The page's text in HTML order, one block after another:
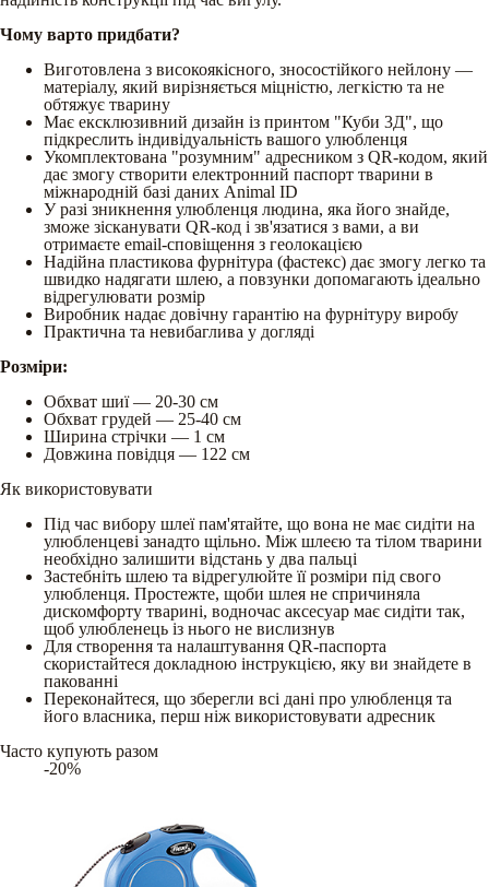
Чому варто придбати?
Виготовлена з високоякісного, зносостійкого нейлону —
матеріалу, який вирізняється міцністю, легкістю та не
обтяжує тварину
Має ексклюзивний дизайн із принтом "Куби 3Д", що
підкреслить індивідуальність вашого улюбленця
Укомплектована "розумним" адресником з QR-кодом, який
дає змогу створити електронний паспорт тварини в
міжнародній базі даних Animal ID
У разі зникнення улюбленця людина, яка його знайде,
зможе зісканувати QR-код і зв'язатися з вами, а ви
отримаєте email-сповіщення з геолокацією
Надійна пластикова фурнітура (фастекс) дає змогу легко та
швидко надягати шлею, а повзунки допомагають ідеально
відрегулювати розмір
Виробник надає довічну гарантію на фурнітуру виробу
Практична та невибаглива у догляді
Розміри:
Обхват шиї — 20-30 см
Обхват грудей — 25-40 см
Ширина стрічки — 1 см
Довжина повідця — 122 см
Як використовувати
Під час вибору шлеї пам'ятайте, що вона не має сидіти на
улюбленцеві занадто щільно. Між шлеєю та тілом тварини
необхідно залишити відстань у два пальці
Застебніть шлею та відрегулюйте її розміри під свого
улюбленця. Простежте, щоби шлея не спричиняла
дискомфорту тварині, водночас аксесуар має сидіти так,
щоб улюбленець із нього не вислизнув
Для створення та налаштування QR-паспорта
скористайтеся докладною інструкцією, яку ви знайдете в
пакованні
Переконайтеся, що зберегли всі дані про улюбленця та
його власника, перш ніж використовувати адресник
Часто купують разом
-20%